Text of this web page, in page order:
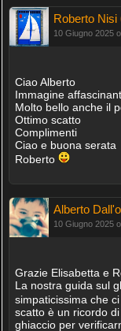
Roberto Nisi
10 Giugno 2025
Ciao Alberto
Immagine
Molto bello anche il
Ottimo scatto
Complimenti
Ciao e buona serata
Roberto
Alberto
10 Giugno 2025
Grazie Elisabetta e
La nostra guida sul
simpaticissima che
scatto è un ricordo
ghiaccio per